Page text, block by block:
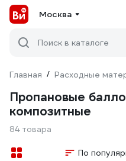
Москва
Поиск в каталоге
Главная / Расходные
Пропановые
композитные
84 товара
По